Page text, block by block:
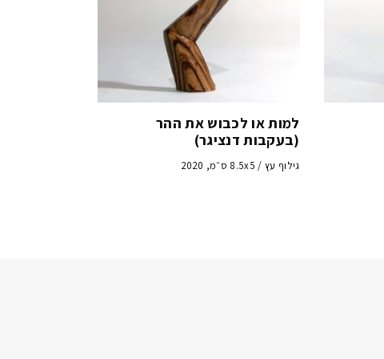
למות או לכבוש את ההר
(בעקבות דנציגר)
גילוף עץ / 8.5x5 ס״מ, 2020